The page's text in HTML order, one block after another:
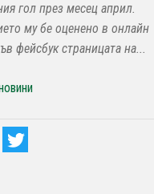
гол през месец април.
му бе оценено в онлайн
фейсбук страницата на...